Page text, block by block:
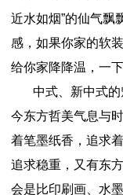
近水如烟”的仙气飘
感，如果你家的软
给你家降降温，一
中式、新中式的
今东方哲美气息与
着笔墨纸香，追求
追求稳重，又有东
会是比印刷画、水